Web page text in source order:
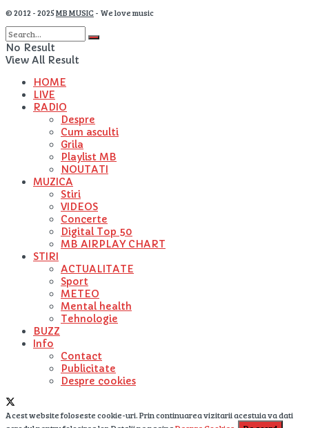
© 2012 - 2025MB MUSIC- We love music
No Result
View All Result
HOME
LIVE
RADIO
Despre
Cum asculti
Grila
Playlist MB
NOUTATI
MUZICA
Stiri
VIDEOS
Concerte
Digital Top 50
MB AIRPLAY CHART
STIRI
ACTUALITATE
Sport
METEO
Mental health
Tehnologie
BUZZ
Info
Contact
Publicitate
Despre cookies
Acest website foloseste cookie-uri. Prin continuarea vizitarii acestuia va dati